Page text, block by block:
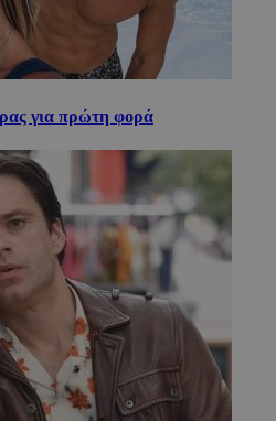
για πρώτη φορά